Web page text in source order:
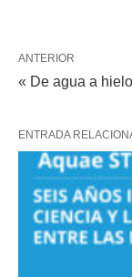
ANTERIOR
« De agua a
ENTRADA